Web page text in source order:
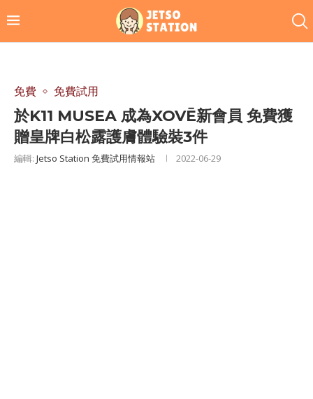
免費 免費試用
於K11 MUSEA 成為XOVĒ新會員 免費獲
贈皇牌白松露護膚體驗裝3件
編輯: Jetso Station 免費試用情報站 2022-06-29